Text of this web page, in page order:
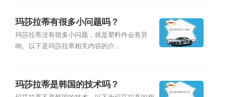
玛莎拉蒂有很多小问题吗？
玛莎拉蒂没有很多小问题，就是塑料件会有异
响。以下是玛莎拉蒂相关内容的介...
玛莎拉蒂是韩国的技术吗？